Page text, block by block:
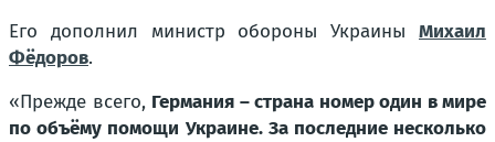
Его дополнил министр обороны Украины Михаил
Фёдоров.
«Прежде всего, Германия – страна номер один в мире
по объёму помощи Украине. За последние несколько